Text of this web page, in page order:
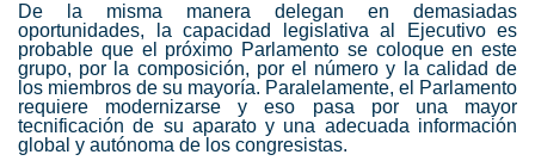
De la misma manera delegan en demasiadas
oportunidades, la capacidad legislativa al Ejecutivo es
probable que el próximo Parlamento se coloque en este
grupo, por la composición, por el número y la calidad de
los miembros de su mayoría. Paralelamente, el Parlamento
requiere modernizarse y eso pasa por una mayor
tecnificación de su aparato y una adecuada información
global y autónoma de los congresistas.